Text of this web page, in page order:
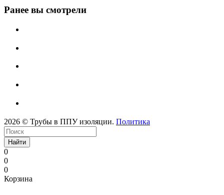
Ранее вы смотрели
2026 © Трубы в ППУ изоляции. Политика
Найти
0
0
0
Корзина